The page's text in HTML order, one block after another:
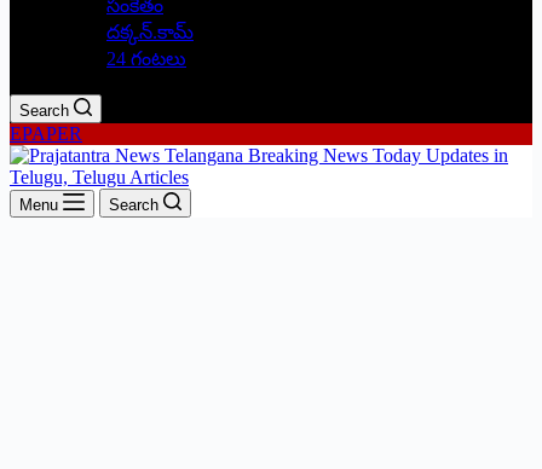
సంకేతం
దక్కన్.కామ్
24 గంటలు
Search
EPAPER
Menu Search